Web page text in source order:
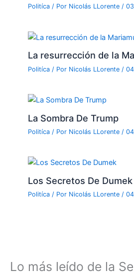
Politíca / Por Nicolás LLorente/
La resurrección de la
Politíca / Por Nicolás LLorente /
La Sombra De Trump
Politíca / Por Nicolás LLorente /
Los Secretos De Dumek
Politíca / Por Nicolás LLorente/
Lo más leído de la